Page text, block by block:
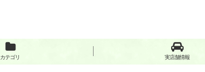
カテゴリ 実店舗情報